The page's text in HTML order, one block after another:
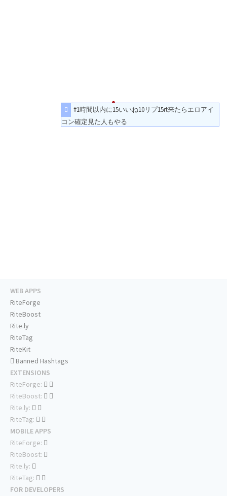
#1時間以内に15いいね10リプ15rt来たらエロアイ
コン確定見た人もやる
WEB APPS
RiteForge
RiteBoost
Rite.ly
RiteTag
RiteKit
Banned Hashtags
EXTENSIONS
RiteForge:
RiteBoost:
Rite.ly:
RiteTag:
MOBILE APPS
RiteForge:
RiteBoost:
Rite.ly:
RiteTag:
FOR DEVELOPERS